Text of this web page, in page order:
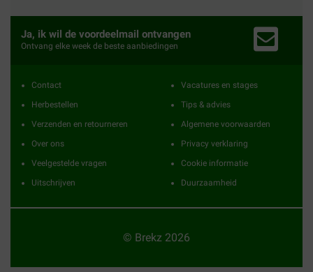
Ja, ik wil de voordeelmail ontvangen
Ontvang elke week de beste aanbiedingen
Contact
Herbestellen
Verzenden en retourneren
Over ons
Veelgestelde vragen
Uitschrijven
Vacatures en stages
Tips & advies
Algemene voorwaarden
Privacy verklaring
Cookie informatie
Duurzaamheid
© Brekz 2026